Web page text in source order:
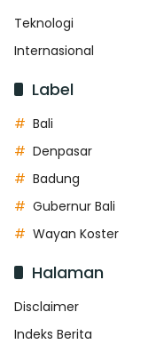
Teknologi
Internasional
Label
Bali
Denpasar
Badung
Gubernur Bali
Wayan Koster
Halaman
Disclaimer
Indeks Berita